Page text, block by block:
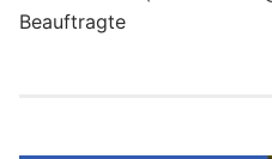
STRONG Nation
Beauftragte